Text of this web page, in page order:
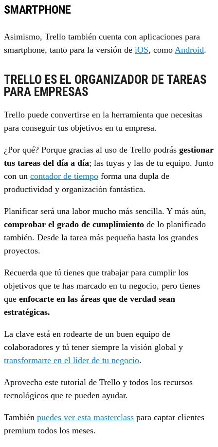
SMARTPHONE
Asimismo, Trello también cuenta con aplicaciones para
smartphone, tanto para la versión de iOS, como Android.
TRELLO ES EL ORGANIZADOR DE TAREAS
PARA EMPRESAS
Trello puede convertirse en la herramienta que necesitas
para conseguir tus objetivos en tu empresa.
¿Por qué? Porque gracias al uso de Trello podrás gestionar
tus tareas del día a día; las tuyas y las de tu equipo. Junto
con un contador de tiempo forma una dupla de
productividad y organización fantástica.
Planificar será una labor mucho más sencilla. Y más aún,
comprobar el grado de cumplimiento de lo planificado
también. Desde la tarea más pequeña hasta los grandes
proyectos.
Recuerda que tú tienes que trabajar para cumplir los
objetivos que te has marcado en tu negocio, pero tienes
que enfocarte en las áreas que de verdad sean
estratégicas.
La clave está en rodearte de un buen equipo de
colaboradores y tú tener siempre la visión global y
transformarte en el líder de tu negocio.
Aprovecha este tutorial de Trello y todos los recursos
tecnológicos que te pueden ayudar.
También puedes ver esta masterclass para captar clientes
premium todos los meses.